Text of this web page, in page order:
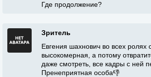
Где продолжение?
Зритель
Евгения шахнович во всех ролях
высокомерная, а потому
даже смотреть, все кадры с ней
Пренеприятная особа👎